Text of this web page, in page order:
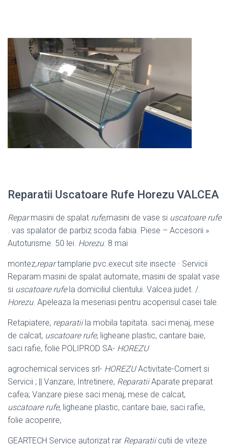
Reparatii Uscatoare Rufe Horezu VALCEA
Reparmasini de spalat rufe,masini de vase si uscatoare rufe
. vas spalator de parbiz scoda fabia. Piese – Accesorii »
Autoturisme. 50 lei. Horezu. 8 mai
montez,repartamplarie pvc.execut site insecte · Servicii
Reparam masini de spalat automate, masini de spalat vase
si uscatoare rufela domiciliul clientului. Valcea judet. /.
Horezu. Apeleaza la meseriasi pentru acoperisul casei tale.
Retapiatere, reparatiila mobila tapitata. saci menaj, mese
de calcat, uscatoare rufe, ligheane plastic, cantare baie,
saci rafie, folie POLIPROD SA- HOREZU
agrochemical services srl- HOREZUActivitate-Comert si
Servicii ; || Vanzare, Intretinere, ReparatiiAparate preparat
cafea; Vanzare piese saci menaj, mese de calcat,
uscatoare rufe, ligheane plastic, cantare baie, saci rafie,
folie acoperire,
GEARTECH Service autorizat rar Reparatiicutii de viteze